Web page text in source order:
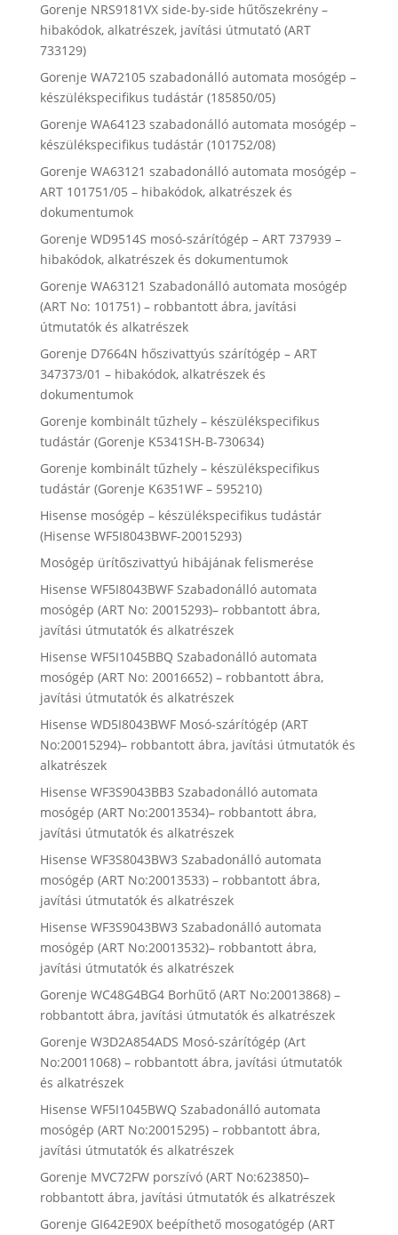
Gorenje NRS9181VX side-by-side hűtőszekrény –
hibakódok, alkatrészek, javítási útmutató (ART
733129)
Gorenje WA72105 szabadonálló automata mosógép –
készülékspecifikus tudástár (185850/05)
Gorenje WA64123 szabadonálló automata mosógép –
készülékspecifikus tudástár (101752/08)
Gorenje WA63121 szabadonálló automata mosógép –
ART 101751/05 – hibakódok, alkatrészek és
dokumentumok
Gorenje WD9514S mosó-szárítógép – ART 737939 –
hibakódok, alkatrészek és dokumentumok
Gorenje WA63121 Szabadonálló automata mosógép
(ART No: 101751) – robbantott ábra, javítási
útmutatók és alkatrészek
Gorenje D7664N hőszivattyús szárítógép – ART
347373/01 – hibakódok, alkatrészek és
dokumentumok
Gorenje kombinált tűzhely – készülékspecifikus
tudástár (Gorenje K5341SH-B-730634)
Gorenje kombinált tűzhely – készülékspecifikus
tudástár (Gorenje K6351WF – 595210)
Hisense mosógép – készülékspecifikus tudástár
(Hisense WF5I8043BWF-20015293)
Mosógép ürítőszivattyú hibájának felismerése
Hisense WF5I8043BWF Szabadonálló automata
mosógép (ART No: 20015293)– robbantott ábra,
javítási útmutatók és alkatrészek
Hisense WF5I1045BBQ Szabadonálló automata
mosógép (ART No: 20016652) – robbantott ábra,
javítási útmutatók és alkatrészek
Hisense WD5I8043BWF Mosó-szárítógép (ART
No:20015294)– robbantott ábra, javítási útmutatók és
alkatrészek
Hisense WF3S9043BB3 Szabadonálló automata
mosógép (ART No:20013534)– robbantott ábra,
javítási útmutatók és alkatrészek
Hisense WF3S8043BW3 Szabadonálló automata
mosógép (ART No:20013533) – robbantott ábra,
javítási útmutatók és alkatrészek
Hisense WF3S9043BW3 Szabadonálló automata
mosógép (ART No:20013532)– robbantott ábra,
javítási útmutatók és alkatrészek
Gorenje WC48G4BG4 Borhűtő (ART No:20013868) –
robbantott ábra, javítási útmutatók és alkatrészek
Gorenje W3D2A854ADS Mosó-szárítógép (Art
No:20011068) – robbantott ábra, javítási útmutatók
és alkatrészek
Hisense WF5I1045BWQ Szabadonálló automata
mosógép (ART No:20015295) – robbantott ábra,
javítási útmutatók és alkatrészek
Gorenje MVC72FW porszívó (ART No:623850)–
robbantott ábra, javítási útmutatók és alkatrészek
Gorenje GI642E90X beépíthető mosogatógép (ART